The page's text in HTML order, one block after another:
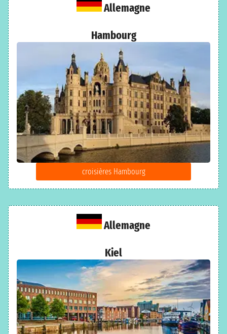
Allemagne
Hambourg
croisières Hambourg
Allemagne
Kiel